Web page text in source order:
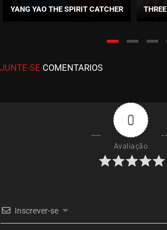
ASSISTIDO
EPISÓDIO 37
novembro 06, 2020
EPISÓDIO 36
EPISÓDIO 35
YANG YAO THE SPIRIT CATCHER
JUNTE-SE COMENTARIOS
0
Avaliação
Inscrever-se